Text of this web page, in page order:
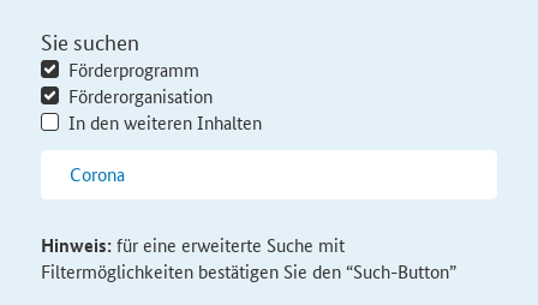
Sie suchen
Förderprogramm
Förderorganisation
In den weiteren Inhalten
Hinweis:für eine erweiterte Suche mit
Filtermöglichkeiten bestätigen Sie den “Such-Button”